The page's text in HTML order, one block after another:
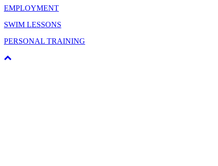
EMPLOYMENT
SWIM LESSONS
PERSONAL TRAINING